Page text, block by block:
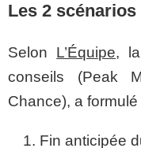
Les 2 scénarios
Selon L’Équipe,
conseils (Peak
Chance), a
Fin anticipée